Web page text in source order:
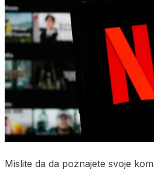
Mislite da da poznajete svoje